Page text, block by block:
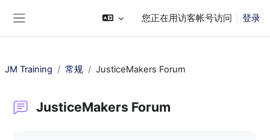
您正在用访客帐号访问 登录
JM Training 常规 JusticeMakers Forum
JusticeMakers Forum